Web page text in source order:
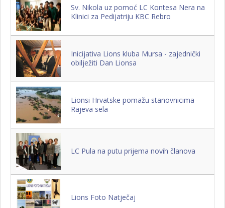
Sv. Nikola uz pomoć LC Kontesa Nera na
Klinici za Pedijatriju KBC Rebro
Inicijativa Lions kluba Mursa - zajednički
obilježiti Dan Lionsa
Lionsi Hrvatske pomažu stanovnicima
Rajeva sela
LC Pula na putu prijema novih članova
Lions Foto Natječaj